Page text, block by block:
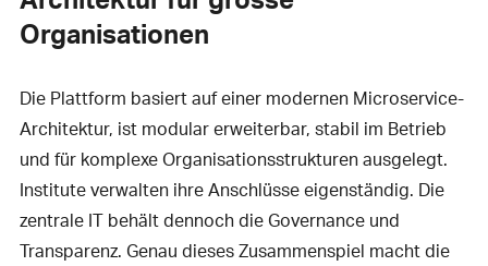
Organisationen
Die Plattform basiert auf einer modernen Microservice-
Architektur, ist modular erweiterbar, stabil im Betrieb
und für komplexe Organisationsstrukturen ausgelegt.
Institute verwalten ihre Anschlüsse eigenständig. Die
zentrale IT behält dennoch die Governance und
Transparenz. Genau dieses Zusammenspiel macht die